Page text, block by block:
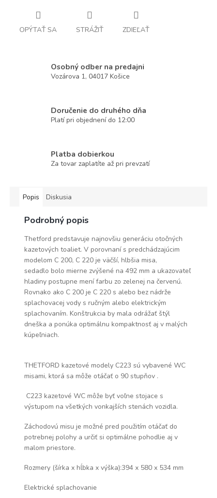
OPÝTAŤ SA STRÁŽIŤ ZDIEĽAŤ
Osobný odber na predajni
Vozárova 1, 04017 Košice
Doručenie do druhého dňa
Platí pri objednení do 12:00
Platba dobierkou
Za tovar zaplatíte až pri prevzatí
Popis Diskusia
Podrobný popis
Thetford predstavuje najnovšiu generáciu otočných
kazetových toaliet. V porovnaní s predchádzajúcim
modelom C 200, C 220 je väčší, hlbšia misa,
sedadlo bolo mierne zvýšené na 492 mm a ukazovateľ
hladiny postupne mení farbu zo zelenej na červenú.
Rovnako ako C 200 je C 220 s alebo bez nádrže
splachovacej vody s ručným alebo elektrickým
splachovaním. Konštrukcia by mala odrážať štýl
dneška a ponúka optimálnu kompaktnosť aj v malých
kúpeľniach.
THETFORD kazetové modely C223 sú vybavené WC
misami, ktorá sa môže otáčať o 90 stupňov .
C223 kazetové WC môže byť voľne stojace s
výstupom na všetkých vonkajších stenách vozidla.
Záchodovú misu je možné pred použitím otáčať do
potrebnej polohy a určiť si optimálne pohodlie aj v
malom priestore.
Rozmery (šírka x hĺbka x výška):394 x 580 x 534 mm
Elektrické splachovanie